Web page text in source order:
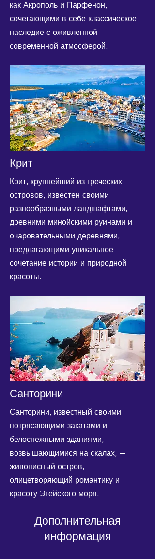
как Акрополь и Парфенон,
сочетающими в себе классическое
наследие с оживленной
современной атмосферой.
Крит
Крит, крупнейший из греческих
островов, известен своими
разнообразными ландшафтами,
древними минойскими руинами и
очаровательными деревнями,
предлагающими уникальное
сочетание истории и природной
красоты.
Санторини
Санторини, известный своими
потрясающими закатами и
белоснежными зданиями,
возвышающимися на скалах, —
живописный остров,
олицетворяющий романтику и
красоту Эгейского моря.
Дополнительная
информация